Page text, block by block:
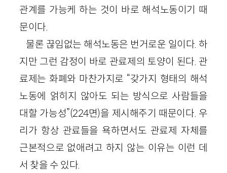
관계를 가능케 하는 것이 바로 해석노동이기 때
문이다.
물론 끊임없는 해석노동은 번거로운 일이다. 하
지만 그런 감정이 바로 관료제의 토양이 된다. 관
료제는 화폐와 마찬가지로 “갖가지 형태의 해석
노동에 얽히지 않아도 되는 방식으로 사람들을
대할 가능성”(224면)을 제시해주기 때문이다. 우
리가 항상 관료들을 욕하면서도 관료제 자체를
근본적으로 없애려고 하지 않는 이유는 이런 데
서 찾을 수 있다.